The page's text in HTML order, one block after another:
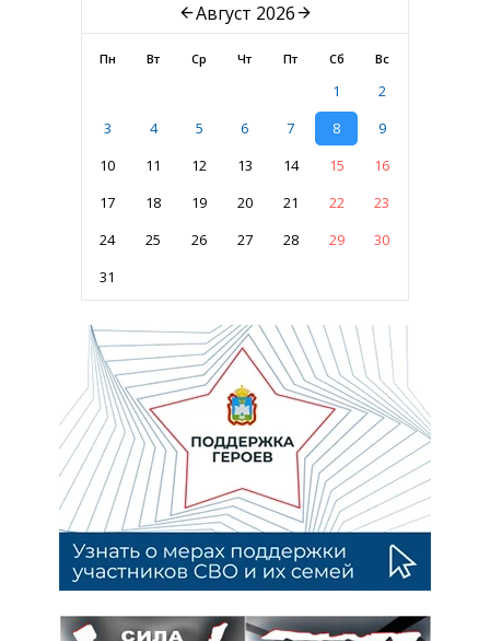
Август 2026
Пн Вт Ср Чт Пт Сб Вс
1
2
3
4 5 6 7 8
9
10
11 12 13 14 15
16
17
18 19 20 21 22
23
24
25 26 27 28 29
30
31